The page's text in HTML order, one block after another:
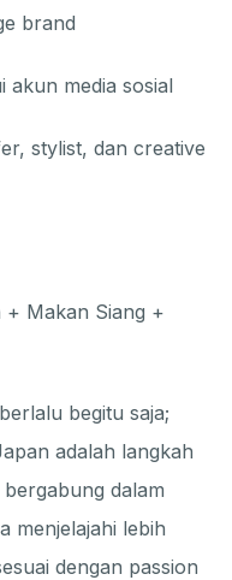
brand
akun media sosial
stylist, dan creative
+ Makan Siang +
begitu saja;
adalah langkah
dalam
menjelajahi lebih
dengan passion